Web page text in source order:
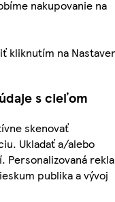
nakupovanie na
kliknutím na
s cieľom
skenovať
Ukladať a/alebo
Personalizovaná
publika a vývoj